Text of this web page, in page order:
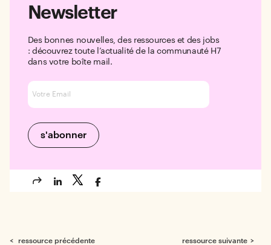
Newsletter
Des bonnes nouvelles, des ressources et des jobs
: découvrez toute l’actualité de la communauté H7
dans votre boîte mail.
< ressource précédente ressource suivante >